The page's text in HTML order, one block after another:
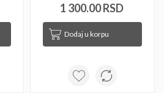
1 300.00 RSD
Dodaj u korpu